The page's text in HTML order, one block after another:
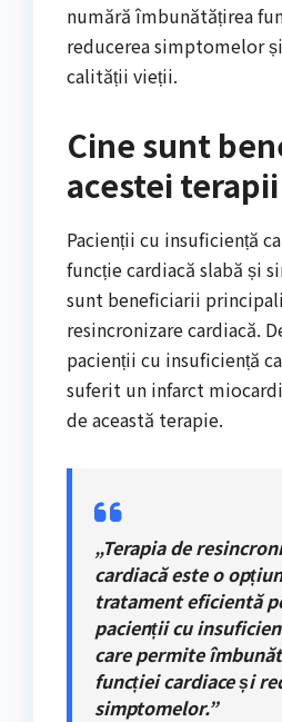
numără îmbunătățirea
reducerea simptomelor
calității vieții.
Cine sunt
acestei terapii
Pacienții cu insuficiență
funcție cardiacă slabă și
sunt beneficiarii
resincronizare cardiacă.
pacienții cu insuficiență
suferit un infarct
de această terapie.
„Terapia de
cardiacă este o
tratament eficientă
pacienții cu
care permite
funcției cardiace și
simptomelor.”